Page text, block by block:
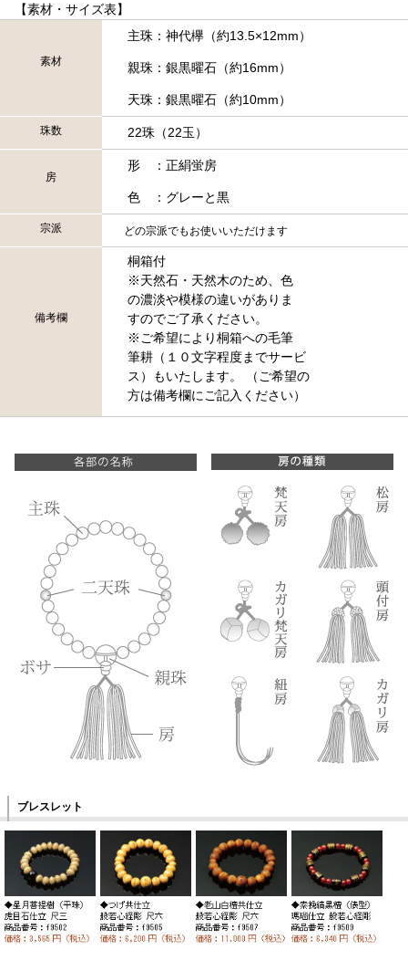
【素材・サイズ表】
素材
主珠：神代欅（約13.5×12mm）
親珠：銀黒曜石（約16mm）
天珠：銀黒曜石（約10mm）
珠数 22珠（22玉）
房
形 ：正絹蛍房
色 ：グレーと黒
宗派 どの宗派でもお使いいただけます
備考欄
桐箱付
※天然石・天然木のため、色
の濃淡や模様の違いがありま
すのでご了承ください。
※ご希望により桐箱への毛筆
筆耕（１０文字程度までサービ
ス）もいたします。 （ご希望の
方は備考欄にご記入ください）
ブレスレット